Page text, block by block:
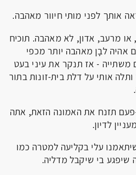
אותך לפני מותי חיוור מאהבה.
מרעב, אדון, לא מאהבה. תוכיח
אהיה לבָן מאהבה יותר מכפי
משתייה - אז תנקר את עיני בעט
אותי על דלת בית-זונות בתור
פעם תזנח את האמונה הזאת, אתה
לדיון.
עלי בקליעה למטרה כמו
שיפגע בי שיקבל מדליה.